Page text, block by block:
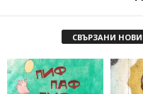
СВЪРЗАНИ